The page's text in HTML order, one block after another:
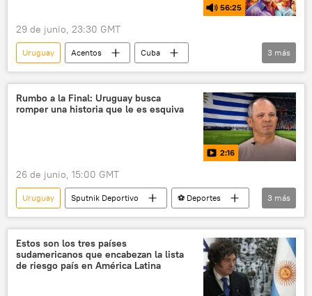
56:25
29 de junio, 23:30 GMT
Uruguay Acentos
Cuba
Paraguay
Mercosur
Consejo del Mercado Común (CMC)
Parlamento del Mercosur
3 más
Rumbo a la Final: Uruguay busca
romper una historia que le es esquiva
2:16
26 de junio, 15:00 GMT
Uruguay Sputnik Deportivo
⚽ Deportes
🟠 Video
España
Copa Mundial de Fútbol de 2026
3 más
Estos son los tres países
sudamericanos que encabezan la lista
de riesgo país en América Latina